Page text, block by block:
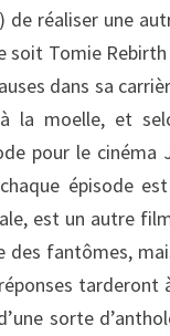
de réaliser une
soit Tomie
dans sa
la moelle, et
pour le
épisode
est un autre
des fantômes,
tarderont
sorte